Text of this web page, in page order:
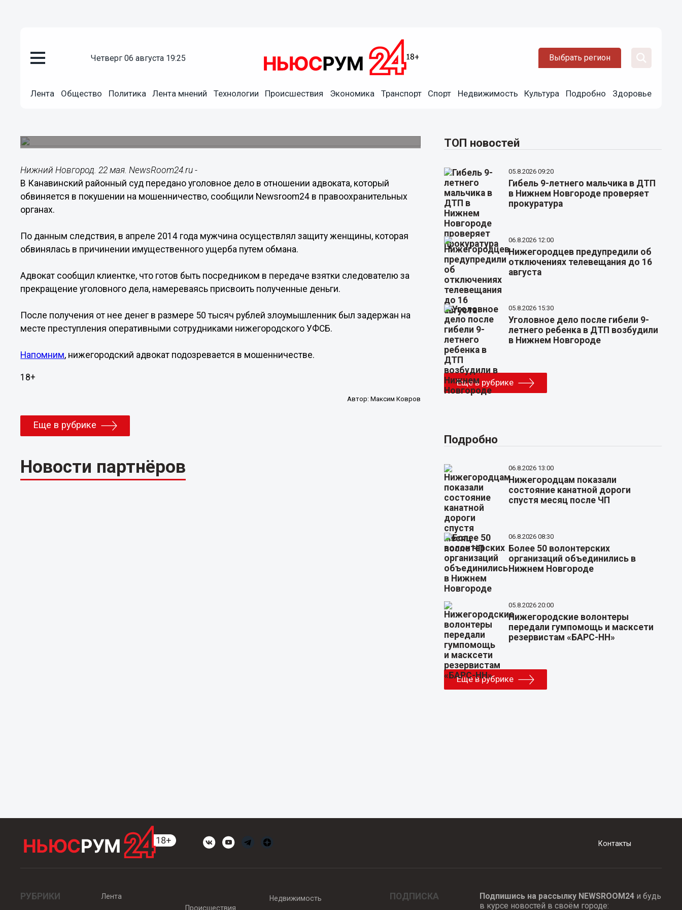
четверг 06 августа 19:25 Выбрать регион
Лента Общество Политика Лента мнений Технологии Происшествия Экономика Транспорт Спорт Недвижимость Культура Подробно Здоровье
В Нижнем будут судить адвоката за попытку
Нижний Новгород. 22 мая. NewsRoom24.ru -
В Канавинский районный суд передано уголовное дело в отношении адвоката, который
обвиняется в покушении на мошенничество, сообщили Newsroom24 в правоохранительных
органах.
По данным следствия, в апреле 2014 года мужчина осуществлял защиту женщины, которая
обвинялась в причинении имущественного ущерба путем обмана.
Адвокат сообщил клиентке, что готов быть посредником в передаче взятки следователю за
прекращение уголовного дела, намереваясь присвоить полученные деньги.
После получения от нее денег в размере 50 тысяч рублей злоумышленник был задержан на
месте преступления оперативными сотрудниками нижегородского УФСБ.
Напомним, нижегородский адвокат подозревается в мошенничестве.
18+
Автор: Максим Ковров
Еще в рубрике
Новости партнёров
ТОП новостей
05.8.2026 09:20
Гибель 9-летнего мальчика в ДТП
в Нижнем Новгороде проверяет
прокуратура
06.8.2026 12:00
Нижегородцев предупредили об
отключениях телевещания до 16
августа
05.8.2026 15:30
Уголовное дело после гибели 9-
летнего ребенка в ДТП возбудили
в Нижнем Новгороде
Еще в рубрике
Подробно
06.8.2026 13:00
Нижегородцам показали
состояние канатной дороги
спустя месяц после ЧП
06.8.2026 08:30
Более 50 волонтерских
организаций объединились в
Нижнем Новгороде
05.8.2026 20:00
Нижегородские волонтеры
передали гумпомощь и масксети
резервистам «БАРС-НН»
Еще в рубрике
Контакты
РУБРИКИ
Лента
Происшествия
Недвижимость ПОДПИСКА Подпишись на рассылку NEWSROOM24и будь
в курсе новостей в своём городе: